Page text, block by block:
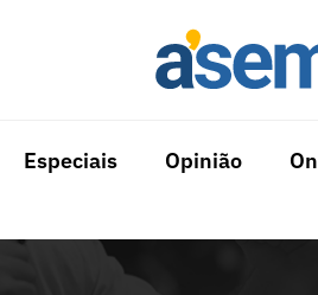
Especiais Opinião